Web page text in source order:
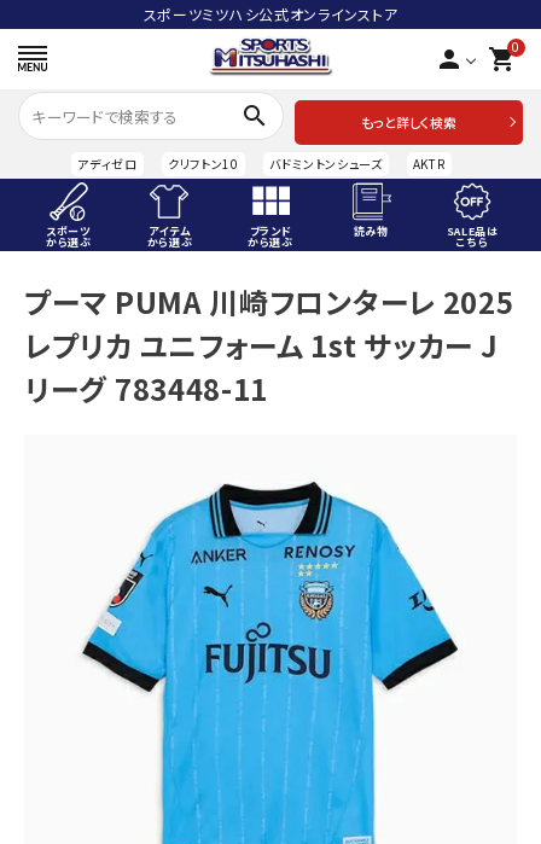
スポーツミツハシ公式オンラインストア
person 0
shopping_cart
search
もっと詳しく検索
アディゼロ クリフトン10 バドミントンシューズ AKTR
スポーツ
から選ぶ
アイテム
から選ぶ
ブランド
から選ぶ
読み物 SALE品は
こちら
ACCOUNT MENU
ようこそ ゲスト 様
meeting_room ログイン person 会員登録
ブランドから選ぶ
SALE品はこちら
INFORMATIOM
プーマ PUMA 川崎フロンターレ 2025
レプリカ ユニフォーム 1st サッカー J
リーグ 783448-11